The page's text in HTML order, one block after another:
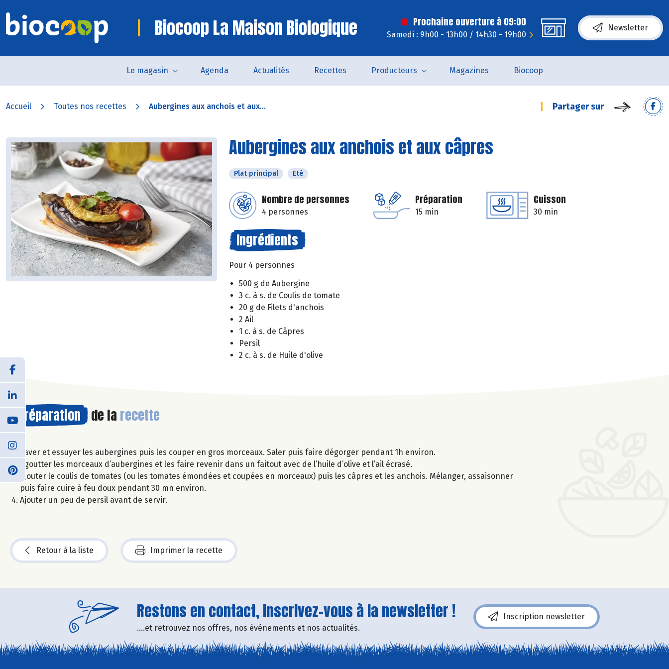
Biocoop La Maison Biologique Prochaine ouverture à 09:00
Samedi : 9h00 - 13h00 / 14h30 - 19h00
Newsletter
Le magasin Agenda Actualités Recettes Producteurs Magazines Biocoop
Accueil Toutes nos recettes Aubergines aux anchois et aux... Partager sur
Aubergines aux anchois et aux câpres
Plat principal Eté
Nombre de personnes
4 personnes
Préparation
15 min
Cuisson
30 min
Ingrédients
Pour 4 personnes
500 g de Aubergine
3 c. à s. de Coulis de tomate
20 g de Filets d'anchois
2 Ail
1 c. à s. de Câpres
Persil
2 c. à s. de Huile d'olive
Préparation de la recette
Laver et essuyer les aubergines puis les couper en gros morceaux. Saler puis faire dégorger pendant 1h environ.
Egoutter les morceaux d’aubergines et les faire revenir dans un faitout avec de l’huile d’olive et l’ail écrasé.
Ajouter le coulis de tomates (ou les tomates émondées et coupées en morceaux) puis les câpres et les anchois. Mélanger, assaisonner
puis faire cuire à feu doux pendant 30 mn environ.
Ajouter un peu de persil avant de servir.
Retour à la liste Imprimer la recette
Restons en contact, inscrivez-vous à la newsletter !
....et retrouvez nos offres, nos événements et nos actualités.
Inscription newsletter